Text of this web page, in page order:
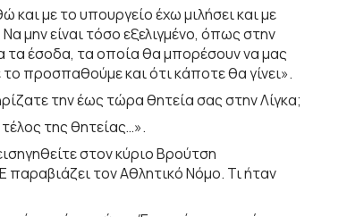
με το υπουργείο έχω μιλήσει και με
μην είναι τόσο εξελιγμένο, όπως στην
τα έσοδα, τα οποία θα μπορέσουν να μας
προσπαθούμε και ότι κάποτε θα γίνει».
την έως τώρα θητεία σας στην Λίγκα;
της θητείας…».
στον κύριο Βρούτση
τον Αθλητικό Νόμο. Τι ήταν